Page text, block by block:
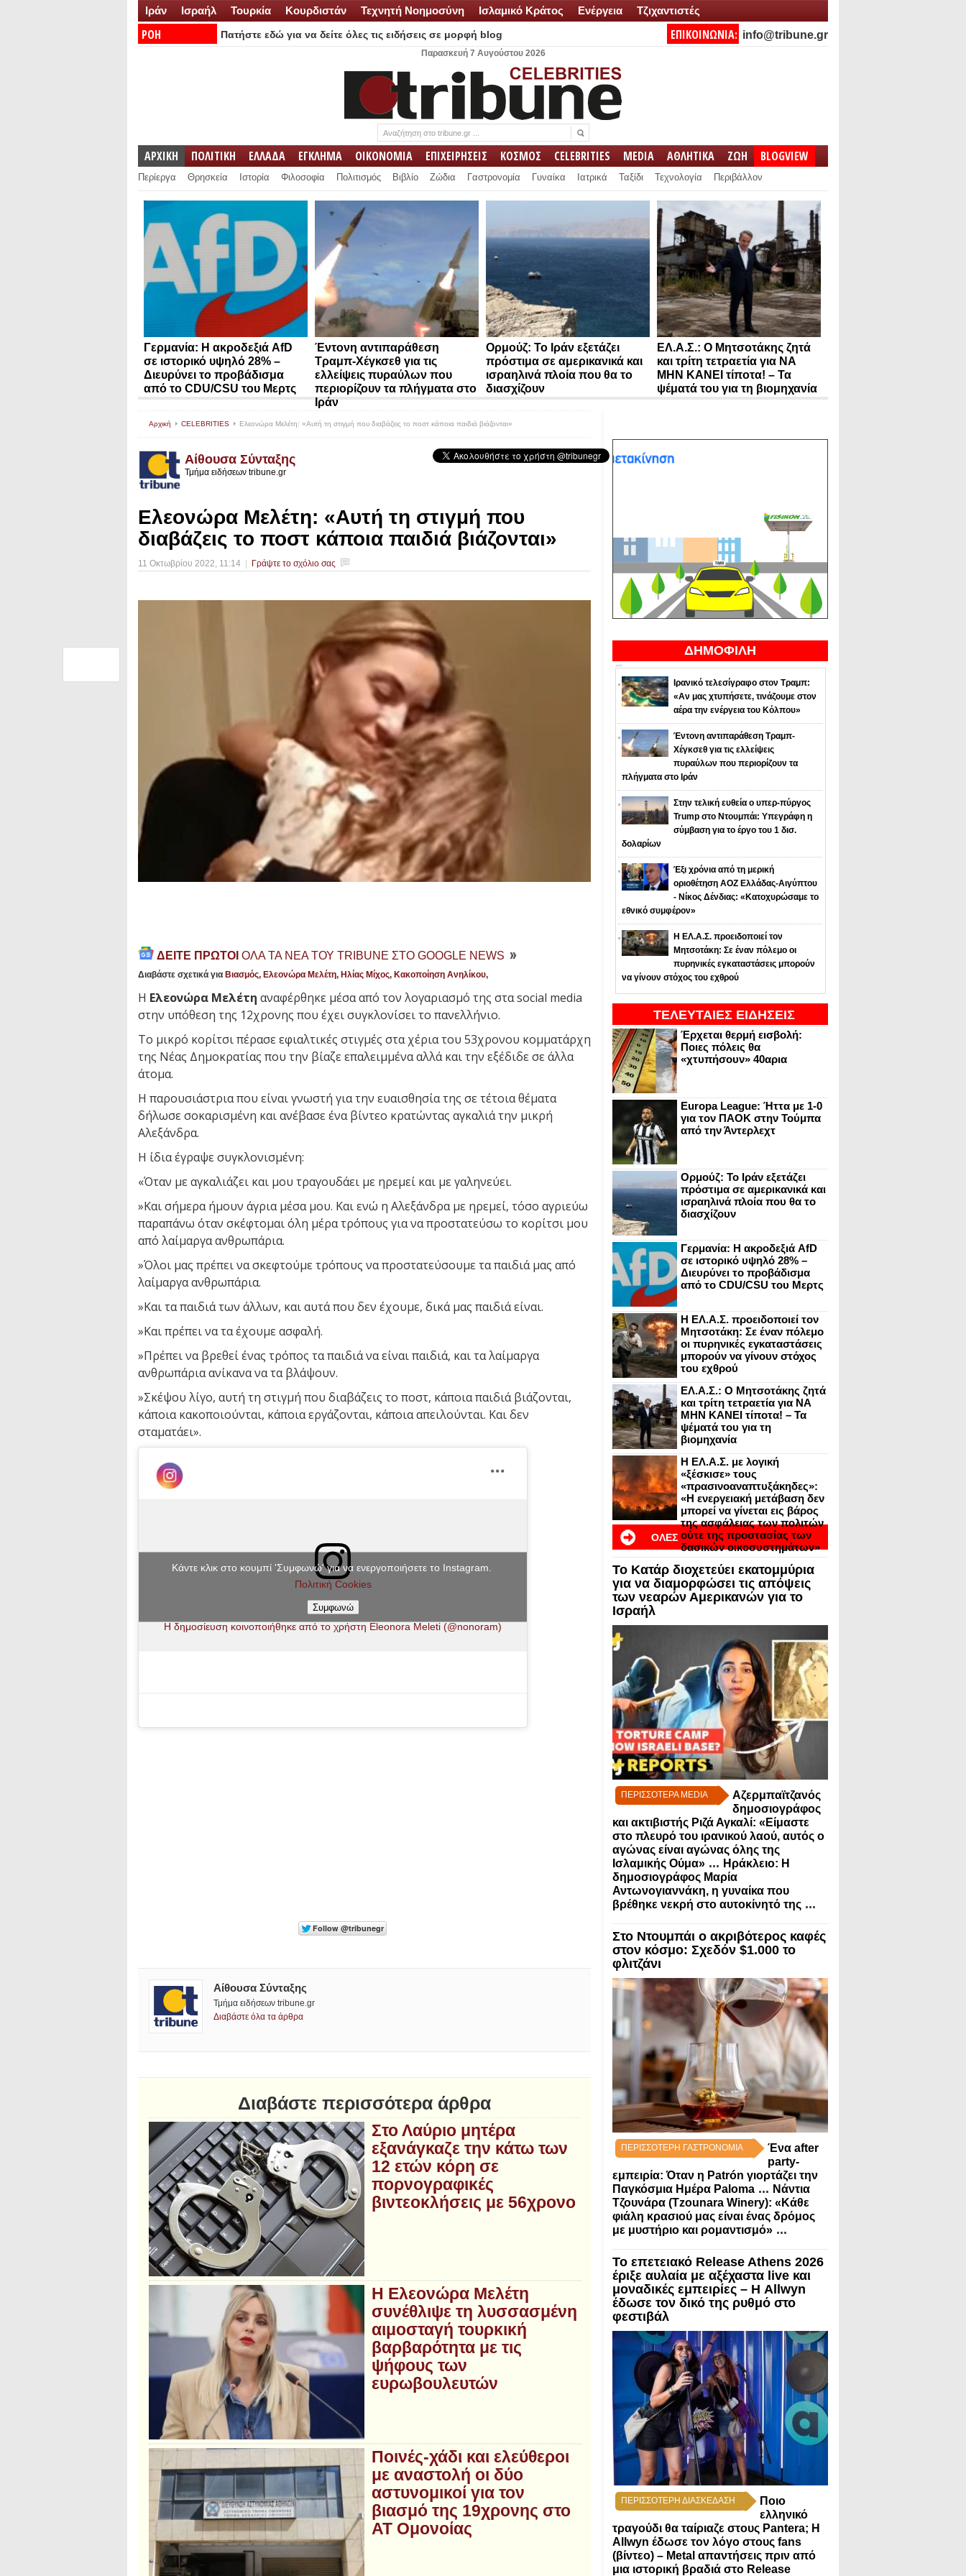
Ιράν Ισραήλ Τουρκία Κουρδιστάν Τεχνητή Νοημοσύνη Ισλαμικό Κράτος Ενέργεια Τζιχαντιστές
ΡΟΗ
Πατήστε εδώ για να δείτε όλες τις ειδήσεις σε μορφή blog ΕΠΙΚΟΙΝΩΝΙΑ: info@tribune.gr
Παρασκευή 7 Αυγούστου 2026
ΑΡΧΙΚΗ ΠΟΛΙΤΙΚΗ ΕΛΛΑΔΑ ΕΓΚΛΗΜΑ ΟΙΚΟΝΟΜΙΑ ΕΠΙΧΕΙΡΗΣΕΙΣ ΚΟΣΜΟΣ CELEBRITIES MEDIA ΑΘΛΗΤΙΚΑ ΖΩΗ BLOGVIEW
Περίεργα Θρησκεία Ιστορία Φιλοσοφία Πολιτισμός Βιβλίο Ζώδια Γαστρονομία Γυναίκα Ιατρικά Ταξίδι Τεχνολογία Περιβάλλον
Γερμανία: Η ακροδεξιά AfD
σε ιστορικό υψηλό 28% –
Διευρύνει το προβάδισμα
από το CDU/CSU του Μερτς
Έντονη αντιπαράθεση
Τραμπ-Χέγκσεθ για τις
ελλείψεις πυραύλων που
περιορίζουν τα πλήγματα στο
Ιράν
Ορμούζ: Το Ιράν εξετάζει
πρόστιμα σε αμερικανικά και
ισραηλινά πλοία που θα το
διασχίζουν
ΕΛ.Α.Σ.: Ο Μητσοτάκης ζητά
και τρίτη τετραετία για ΝΑ
ΜΗΝ ΚΑΝΕΙ τίποτα! – Τα
ψέματά του για τη βιομηχανία
ΔΗΜΟΦΙΛΗ
Ιρανικό τελεσίγραφο στον Τραμπ:
«Αν μας χτυπήσετε, τινάζουμε στον
αέρα την ενέργεια του Κόλπου»
Έντονη αντιπαράθεση Τραμπ-
Χέγκσεθ για τις ελλείψεις
πυραύλων που περιορίζουν τα
πλήγματα στο Ιράν
Στην τελική ευθεία ο υπερ-πύργος
Trump στο Ντουμπάι: Υπεγράφη η
σύμβαση για το έργο του 1 δισ.
δολαρίων
Έξι χρόνια από τη μερική
οριοθέτηση ΑΟΖ Ελλάδας-Αιγύπτου
- Νίκος Δένδιας: «Κατοχυρώσαμε το
εθνικό συμφέρον»
Η ΕΛ.Α.Σ. προειδοποιεί τον
Μητσοτάκη: Σε έναν πόλεμο οι
πυρηνικές εγκαταστάσεις μπορούν
να γίνουν στόχος του εχθρού
ΤΕΛΕΥΤΑΙΕΣ ΕΙΔΗΣΕΙΣ
Έρχεται θερμή εισβολή:
Ποιες πόλεις θα
«χτυπήσουν» 40αρια
Europa League: Ήττα με 1-0
για τον ΠΑΟΚ στην Τούμπα
από την Άντερλεχτ
Ορμούζ: Το Ιράν εξετάζει
πρόστιμα σε αμερικανικά και
ισραηλινά πλοία που θα το
διασχίζουν
Γερμανία: Η ακροδεξιά AfD
σε ιστορικό υψηλό 28% –
Διευρύνει το προβάδισμα
από το CDU/CSU του Μερτς
Η ΕΛ.Α.Σ. προειδοποιεί τον
Μητσοτάκη: Σε έναν πόλεμο
οι πυρηνικές εγκαταστάσεις
μπορούν να γίνουν στόχος
του εχθρού
ΕΛ.Α.Σ.: Ο Μητσοτάκης ζητά
και τρίτη τετραετία για ΝΑ
ΜΗΝ ΚΑΝΕΙ τίποτα! – Τα
ψέματά του για τη
βιομηχανία
Η ΕΛ.Α.Σ. με λογική
«ξέσκισε» τους
«πρασινοαναπτυξάκηδες»:
«Η ενεργειακή μετάβαση δεν
μπορεί να γίνεται εις βάρος
της ασφάλειας των πολιτών
ούτε της προστασίας των
δασικών οικοσυστημάτων»
ΟΛΕΣ
ΟΙ
ΕΙΔΗΣΕΙΣ ΣΕ BLOGVIEW
Το Κατάρ διοχετεύει εκατομμύρια
για να διαμορφώσει τις απόψεις
των νεαρών Αμερικανών για το
Ισραήλ
ΠΕΡΙΣΣΟΤΕΡΑ MEDIA
Αζερμπαϊτζανός
δημοσιογράφος
και ακτιβιστής Ριζά Αγκαλί: «Είμαστε
στο πλευρό του ιρανικού λαού, αυτός ο
αγώνας είναι αγώνας όλης της
Ισλαμικής Ούμα» ... Ηράκλειο: Η
δημοσιογράφος Μαρία
Αντωνογιαννάκη, η γυναίκα που
βρέθηκε νεκρή στο αυτοκίνητό της ...
Στο Ντουμπάι ο ακριβότερος καφές
στον κόσμο: Σχεδόν $1.000 το
φλιτζάνι
ΠΕΡΙΣΣΟΤΕΡΗ ΓΑΣΤΡΟΝΟΜΙΑ
Ένα after
party-
εμπειρία: Όταν η Patrón γιορτάζει την
Παγκόσμια Ημέρα Paloma ... Νάντια
Τζουνάρα (Tzounara Winery): «Κάθε
φιάλη κρασιού μας είναι ένας δρόμος
με μυστήριο και ρομαντισμό» ...
Το επετειακό Release Athens 2026
έριξε αυλαία με αξέχαστα live και
μοναδικές εμπειρίες – Η Allwyn
έδωσε τον δικό της ρυθμό στο
φεστιβάλ
ΠΕΡΙΣΣΟΤΕΡΗ ΔΙΑΣΚΕΔΑΣΗ
Ποιο
ελληνικό
τραγούδι θα ταίριαζε στους Pantera; Η
Allwyn έδωσε τον λόγο στους fans
(βίντεο) – Metal απαντήσεις πριν από
μια ιστορική βραδιά στο Release
Αρχική CELEBRITIES Ελεονώρα Μελέτη: «Αυτή τη στιγμή που διαβάζεις το ποστ κάποια παιδιά βιάζονται»
Αίθουσα Σύνταξης
Τμήμα ειδήσεων tribune.gr
Ελεονώρα Μελέτη: «Αυτή τη στιγμή που
διαβάζεις το ποστ κάποια παιδιά βιάζονται»
11 Οκτωβρίου 2022, 11:14 Γράψτε το σχόλιο σας
ΔΕΙΤΕ ΠΡΩΤΟΙ ΟΛΑ ΤΑ ΝΕΑ ΤΟΥ TRIBUNE ΣΤΟ GOOGLE NEWS
Διαβάστε σχετικά για Βιασμός, Ελεονώρα Μελέτη, Ηλίας Μίχος, Κακοποίηση Ανηλίκου,
Η Ελεονώρα Μελέτη αναφέρθηκε μέσα από τον λογαριασμό της στα social media
στην υπόθεση της 12χρονης που έχει συγκλονίσει το πανελλήνιο.
Το μικρό κορίτσι πέρασε εφιαλτικές στιγμές στα χέρια του 53χρονου κομματάρχη
της Νέας Δημοκρατίας που την βίαζε επαλειμμένα αλλά και την εξέδιδε σε άλλα
άτομα.
Η παρουσιάστρια που είναι γνωστή για την ευαισθησία της σε τέτοια θέματα
δήλωσε σοκαρισμένη και ανέβασε ένα βίντεο κρατώντας αγκαλιά την μικρή
Αλεξάνδρα.
Η ίδια έγραψε συγκλονισμένη:
«Όταν με αγκαλιάζει και μου τραγουδάει με ηρεμεί και με γαληνεύει.
»Και σήμερα ήμουν άγρια μέσα μου. Και ενώ η Αλεξάνδρα με ηρεμεί, τόσο αγριεύω
παραπάνω όταν σκέφτομαι όλη μέρα τρόπους για να προστατεύσω το κορίτσι μου
από λαίμαργα ανθρωπάρια.
»Όλοι μας πρέπει να σκεφτούμε τρόπους να προστατεύσουμε τα παιδιά μας από
λαίμαργα ανθρωπάρια.
»Και τα παιδιά των άλλων, και αυτά που δεν έχουμε, δικά μας παιδιά είναι.
»Και πρέπει να τα έχουμε ασφαλή.
»Πρέπει να βρεθεί ένας τρόπος τα παιδιά να είναι παιδιά, και τα λαίμαργα
ανθρωπάρια ανίκανα να τα βλάψουν.
»Σκέψου λίγο, αυτή τη στιγμή που διαβάζεις το ποστ, κάποια παιδιά βιάζονται,
κάποια κακοποιούνται, κάποια εργάζονται, κάποια απειλούνται. Και δεν
σταματάει».
Η δημοσίευση κοινοποιήθηκε από το χρήστη Εleonora Meleti (@nonoram)
Κάντε κλικ στο κουμπί 'Συμφωνώ' για να ενεργοποιήσετε το Instagram.
Πολιτική Cookies
Συμφωνώ
Αίθουσα Σύνταξης
Τμήμα ειδήσεων tribune.gr
Διαβάστε όλα τα άρθρα
Διαβάστε περισσότερα άρθρα
Στο Λαύριο μητέρα
εξανάγκαζε την κάτω των
12 ετών κόρη σε
πορνογραφικές
βιντεοκλήσεις με 56χρονο
Η Ελεονώρα Μελέτη
συνέθλιψε τη λυσσασμένη
αιμοσταγή τουρκική
βαρβαρότητα με τις
ψήφους των
ευρωβουλευτών
Ποινές-χάδι και ελεύθεροι
με αναστολή οι δύο
αστυνομικοί για τον
βιασμό της 19χρονης στο
ΑΤ Ομονοίας